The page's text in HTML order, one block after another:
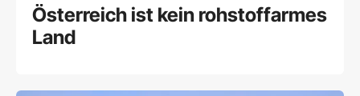
Österreich ist kein rohstoffarmes
Land